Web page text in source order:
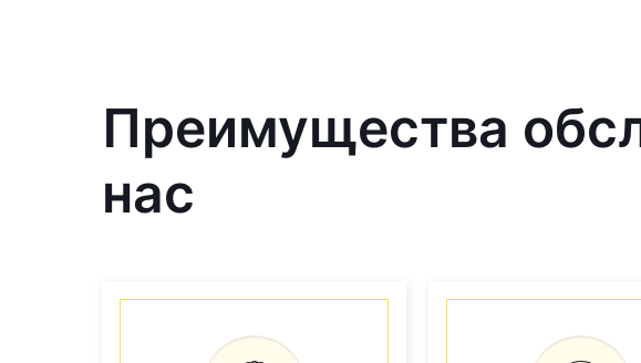
Преимущества
нас